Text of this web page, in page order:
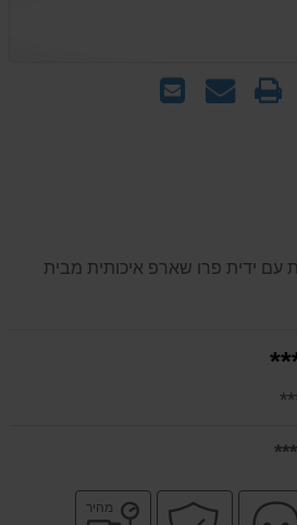
שלח
שאל
עם ידית פרו שארפ איכותית מבית
***
שירות
קניה מהיר